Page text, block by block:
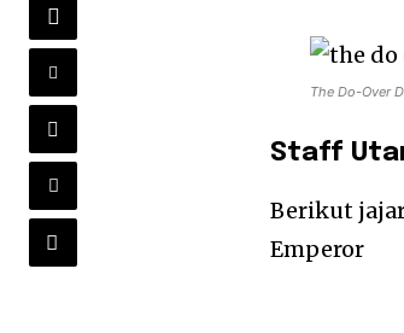
The Do-Over
Staff
Berikut
Emperor